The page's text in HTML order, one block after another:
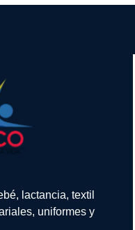
lactancia, textil
uniformes y